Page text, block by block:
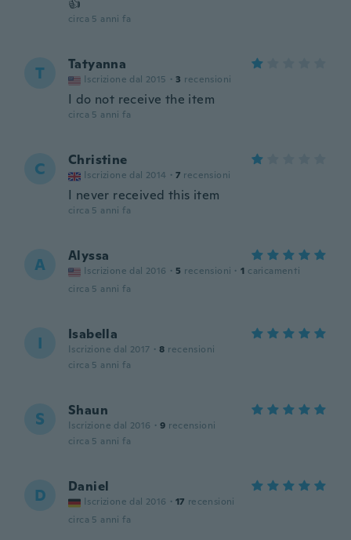
👍
circa 5 anni fa
T Tatyanna
Iscrizione dal 2015 · 3 recensioni
I do not receive the item
circa 5 anni fa
C Christine
Iscrizione dal 2014 · 7 recensioni
I never received this item
circa 5 anni fa
A Alyssa
Iscrizione dal 2016 · 5 recensioni · 1 caricamenti
circa 5 anni fa
I Isabella
Iscrizione dal 2017 · 8 recensioni
circa 5 anni fa
S Shaun
Iscrizione dal 2016 · 9 recensioni
circa 5 anni fa
D Daniel
Iscrizione dal 2016 · 17 recensioni
circa 5 anni fa